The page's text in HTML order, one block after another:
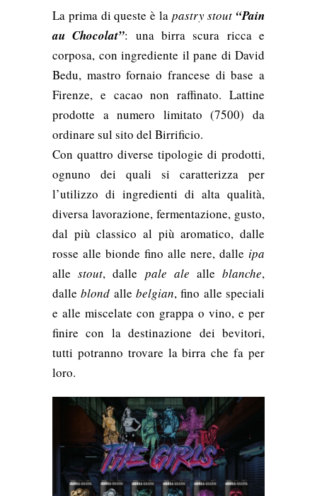
La prima di queste è la pastry stout “Pain
au Chocolat”: una birra scura ricca e
corposa, con ingrediente il pane di David
Bedu, mastro fornaio francese di base a
Firenze, e cacao non raffinato. Lattine
prodotte a numero limitato (7500) da
ordinare sul sito del Birrificio.
Con quattro diverse tipologie di prodotti,
ognuno dei quali si caratterizza per
l’utilizzo di ingredienti di alta qualità,
diversa lavorazione, fermentazione, gusto,
dal più classico al più aromatico, dalle
rosse alle bionde fino alle nere, dalle ipa
allestout, dalle pale ale alleblanche,
dalleblond allebelgian, fino alle speciali
e alle miscelate con grappa o vino, e per
finire con la destinazione dei bevitori,
tutti potranno trovare la birra che fa per
loro.